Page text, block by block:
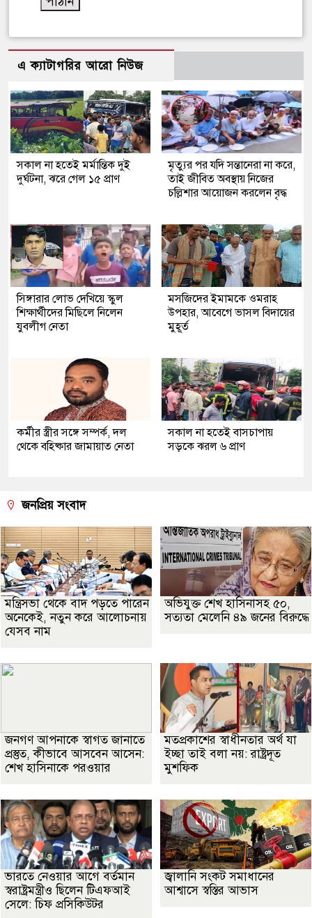
এ ক্যাটাগরির আরো নিউজ
সকাল না হতেই মর্মান্তিক দুই
দুর্ঘটনা, ঝরে গেল ১৫ প্রাণ
মৃত্যুর পর যদি সন্তানেরা না করে,
তাই জীবিত অবস্থায় নিজের
চল্লিশার আয়োজন করলেন বৃদ্ধ
সিঙ্গারার লোভ দেখিয়ে স্কুল
শিক্ষার্থীদের মিছিলে নিলেন
যুবলীগ নেতা
মসজিদের ইমামকে ওমরাহ
উপহার, আবেগে ভাসল বিদায়ের
মুহূর্ত
কর্মীর স্ত্রীর সঙ্গে সম্পর্ক, দল
থেকে বহিষ্কার জামায়াত নেতা
সকাল না হতেই বাসচাপায়
সড়কে ঝরল ৬ প্রাণ
জনপ্রিয় সংবাদ
মন্ত্রিসভা থেকে বাদ পড়তে পারেন
অনেকেই, নতুন করে আলোচনায়
যেসব নাম
অভিযুক্ত শেখ হাসিনাসহ ৫০,
সত্যতা মেলেনি ৪৯ জনের বিরুদ্ধে
জনগণ আপনাকে স্বাগত জানাতে
প্রস্তুত, কীভাবে আসবেন আসেন:
শেখ হাসিনাকে পরওয়ার
মতপ্রকাশের স্বাধীনতার অর্থ যা
ইচ্ছা তাই বলা নয়: রাষ্ট্রদূত
মুশফিক
ভারতে নেওয়ার আগে বর্তমান
স্বরাষ্ট্রমন্ত্রীও ছিলেন টিএফআই
সেলে: চিফ প্রসিকিউটর
জ্বালানি সংকট সমাধানের
আশ্বাসে স্বস্তির আভাস